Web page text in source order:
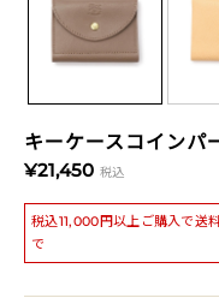
キーケースコインパ
¥21,450 税込
税込11,000円以上ご購入で送
で